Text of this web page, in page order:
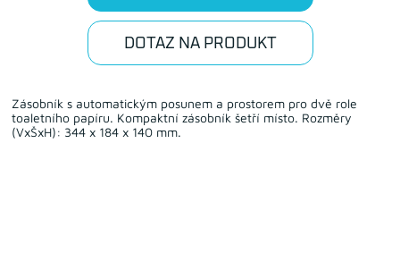
DOTAZ NA PRODUKT
Zásobník s automatickým posunem a prostorem pro dvě role
toaletního papíru. Kompaktní zásobník šetří místo. Rozměry
(VxŠxH): 344 x 184 x 140 mm.